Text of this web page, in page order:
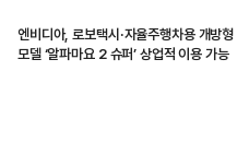
엔비디아, 로보택시·자율주행차용 개방형
모델 ‘알파마요 2 슈퍼’ 상업적 이용 가능